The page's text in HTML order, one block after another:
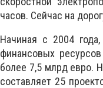
часов. Сейчас на
Начиная с 2004
финансовых
более 7,5 млрд евро.
составляет 25